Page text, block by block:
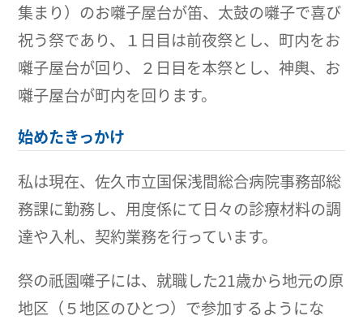
集まり）のお囃子屋台が笛、太鼓の囃子で喜び
祝う祭であり、１日目は前夜祭とし、町内をお
囃子屋台が回り、２日目を本祭とし、神輿、お
囃子屋台が町内を回ります。
始めたきっかけ
私は現在、佐久市立国保浅間総合病院事務部総
務課に勤務し、用度係にて日々の診療材料の調
達や入札、契約業務を行っています。
祭の祇園囃子には、就職した21歳から地元の原
地区（５地区のひとつ）で参加するようにな